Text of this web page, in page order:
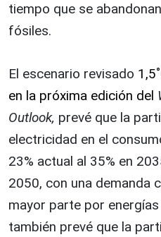
tiempo que se
fósiles.
El escenario revisado
en la próxima edición del
Outlook, prevé que la
electricidad en el
23% actual al 35% en
2050, con una demanda
mayor parte por
también prevé que la